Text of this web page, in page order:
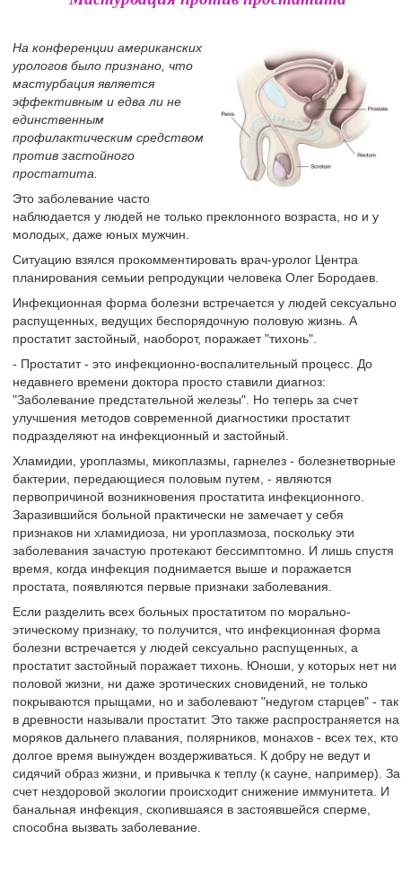
На конференции американских
урологов было признано, что
мастурбация является
эффективным и едва ли не
единственным
профилактическим средством
против застойного
простатита.
Это заболевание часто
наблюдается у людей не только преклонного возраста, но и у
молодых, даже юных мужчин.
Ситуацию взялся прокомментировать врач-уролог Центра
планирования семьии репродукции человека Олег Бородаев.
Инфекционная форма болезни встречается у людей сексуально
распущенных, ведущих беспорядочную половую жизнь. А
простатит застойный, наоборот, поражает "тихонь".
- Простатит - это инфекционно-воспалительный процесс. До
недавнего времени доктора просто ставили диагноз:
"Заболевание предстательной железы". Но теперь за счет
улучшения методов современной диагностики простатит
подразделяют на инфекционный и застойный.
Хламидии, уроплазмы, микоплазмы, гарнелез - болезнетворные
бактерии, передающиеся половым путем, - являются
первопричиной возникновения простатита инфекционного.
Заразившийся больной практически не замечает у себя
признаков ни хламидиоза, ни уроплазмоза, поскольку эти
заболевания зачастую протекают бессимптомно. И лишь спустя
время, когда инфекция поднимается выше и поражается
простата, появляются первые признаки заболевания.
Если разделить всех больных простатитом по морально-
этическому признаку, то получится, что инфекционная форма
болезни встречается у людей сексуально распущенных, а
простатит застойный поражает тихонь. Юноши, у которых нет ни
половой жизни, ни даже эротических сновидений, не только
покрываются прыщами, но и заболевают "недугом старцев" - так
в древности называли простатит. Это также распространяется на
моряков дальнего плавания, полярников, монахов - всех тех, кто
долгое время вынужден воздерживаться. К добру не ведут и
сидячий образ жизни, и привычка к теплу (к сауне, например). За
счет нездоровой экологии происходит снижение иммунитета. И
банальная инфекция, скопившаяся в застоявшейся сперме,
способна вызвать заболевание.